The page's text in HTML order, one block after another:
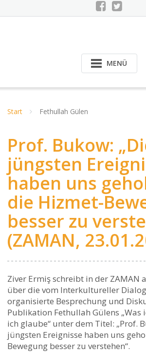
MENÜ
Start Fethullah Gülen
Prof. Bukow:
jüngsten
haben uns
die Hizmet-
besser zu
(ZAMAN,
Ziver Ermiş schreibt in der ZAMAN
über die vom Interkultureller Dialog
organisierte Besprechung und
Publikation Fethullah Gülens „Was
ich glaube“ unter dem Titel: „Prof.
jüngsten Ereignisse haben uns
Bewegung besser zu verstehen“.